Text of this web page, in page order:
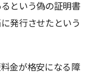
という偽の証明書
発行させたという
金が格安になる障